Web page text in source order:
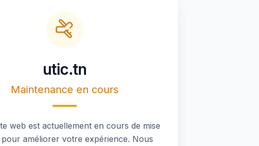
utic.tn
Maintenance en cours
web est actuellement en cours de mise
améliorer votre expérience. Nous